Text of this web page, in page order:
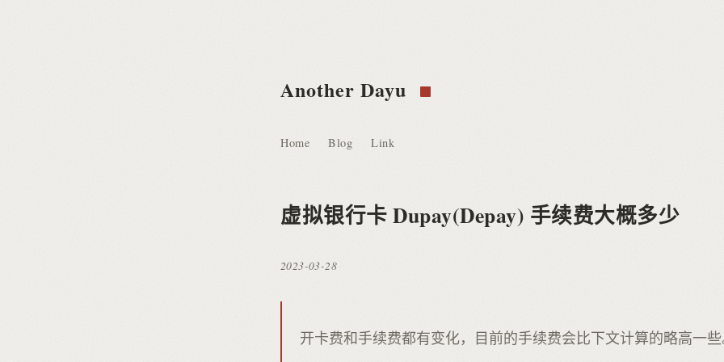
Another Dayu
Home Blog Link
虚拟银行卡 Dupay(Depay) 手续费大概多少
2023-03-28
开卡费和手续费都有变化，目前的手续费会比下文计算的略高一